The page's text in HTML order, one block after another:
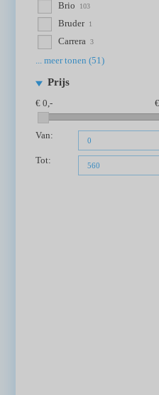
Brio 103
Bruder 1
Carrera 3
... meer tonen (51)
Prijs
0
Van:
Tot: